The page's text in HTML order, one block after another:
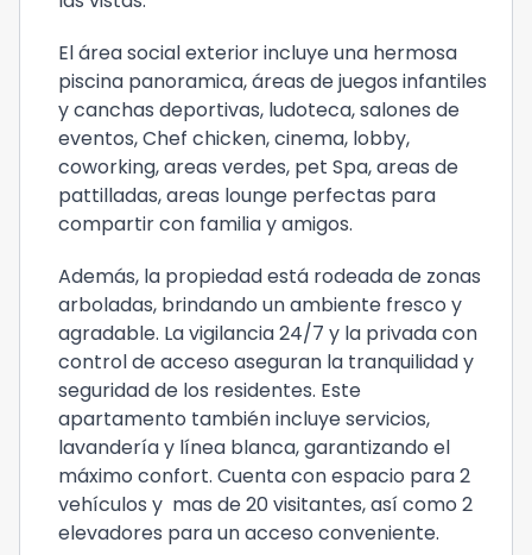
El área social exterior incluye una hermosa
piscina panoramica, áreas de juegos infantiles
y canchas deportivas, ludoteca, salones de
eventos, Chef chicken, cinema, lobby,
coworking, areas verdes, pet Spa, areas de
pattilladas, areas lounge perfectas para
compartir con familia y amigos.
Además, la propiedad está rodeada de zonas
arboladas, brindando un ambiente fresco y
agradable. La vigilancia 24/7 y la privada con
control de acceso aseguran la tranquilidad y
seguridad de los residentes. Este
apartamento también incluye servicios,
lavandería y línea blanca, garantizando el
máximo confort. Cuenta con espacio para 2
vehículos y mas de 20 visitantes, así como 2
elevadores para un acceso conveniente.